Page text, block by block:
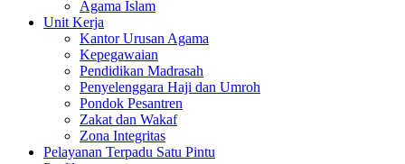
Agama Islam
Unit Kerja
Kantor Urusan Agama
Kepegawaian
Pendidikan Madrasah
Penyelenggara Haji dan Umroh
Pondok Pesantren
Zakat dan Wakaf
Zona Integritas
Pelayanan Terpadu Satu Pintu